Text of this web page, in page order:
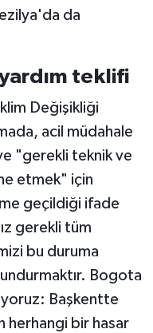
da
teklifi
Değişikliği
acil müdahale
"gerekli teknik ve
etmek" için
geçildiği ifade
gerekli tüm
bu duruma
Bogota
Başkentte
herhangi bir hasar